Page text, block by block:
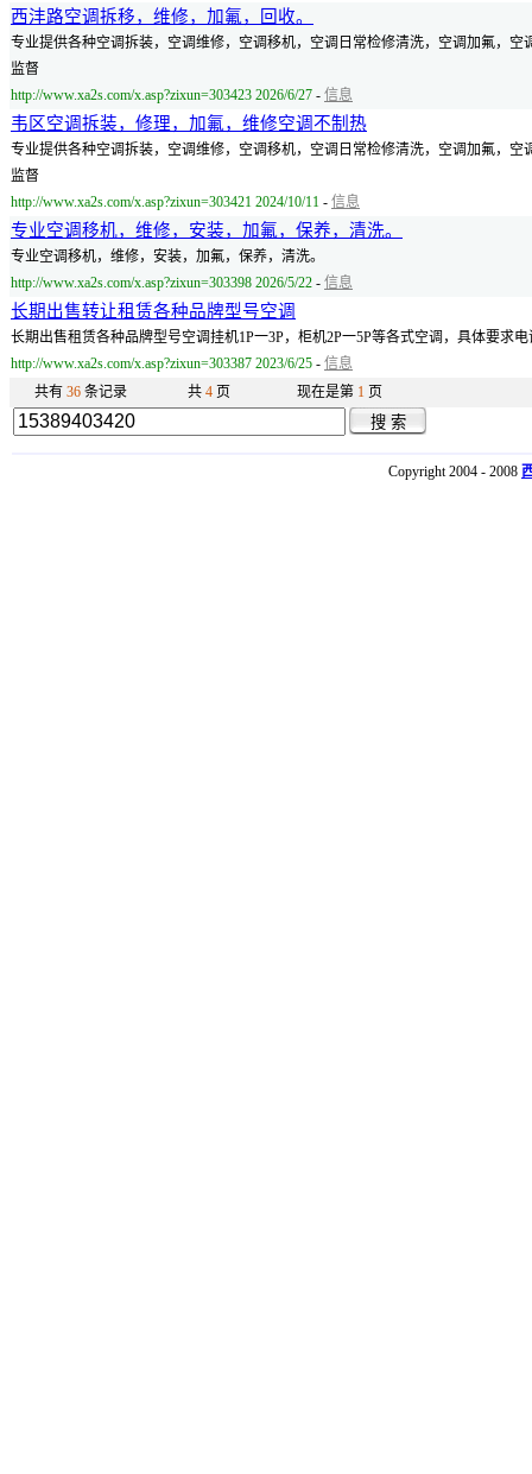
西沣路空调拆移，维修，加氟，回收。
专业提供各种空调拆装，空调维修，空调移机，空调日常检修清洗，空调加氟，
监督
http://www.xa2s.com/x.asp?zixun=303423 2026/6/27 - 信息
韦区空调拆装，修理，加氟，维修空调不制热
专业提供各种空调拆装，空调维修，空调移机，空调日常检修清洗，空调加氟，
监督
http://www.xa2s.com/x.asp?zixun=303421 2024/10/11 - 信息
专业空调移机，维修，安装，加氟，保养，清洗。
专业空调移机，维修，安装，加氟，保养，清洗。
http://www.xa2s.com/x.asp?zixun=303398 2026/5/22 - 信息
长期出售转让租赁各种品牌型号空调
长期出售租赁各种品牌型号空调挂机1P一3P，柜机2P一5P等各式空调，具体要求
http://www.xa2s.com/x.asp?zixun=303387 2023/6/25 - 信息
共有 36条记录 共 4页 现在是第 1 页
Copyright 2004 - 2008